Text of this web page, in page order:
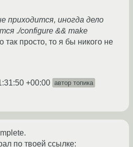
приходится, иногда дело
./configure && make
так просто, то я бы никого не
+00:00 автор топика
по твоей ссылке: